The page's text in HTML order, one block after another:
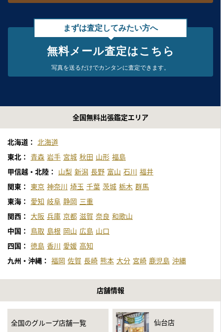
まずは査定してみたい方へ
無料メール査定はこちら
写真を送るだけでカンタンに査定できます。
全国無料出張鑑定エリア
北海道： 北海道
東北： 青森 岩手 宮城 秋田 山形 福島
甲信越・北陸：
山梨 新潟 長野 富山 石川 福井
関東：
東京 神奈川 埼玉 千葉 茨城 栃木 群馬
東海：
愛知 岐阜 静岡 三重
関西： 大阪 兵庫 京都 滋賀 奈良 和歌山
中国：
鳥取 島根 岡山 広島 山口
四国： 徳島 香川 愛媛 高知
九州・沖縄： 福岡 佐賀 長崎 熊本 大分 宮崎 鹿児島 沖縄
店舗情報
全国のグループ店舗一覧 仙台店